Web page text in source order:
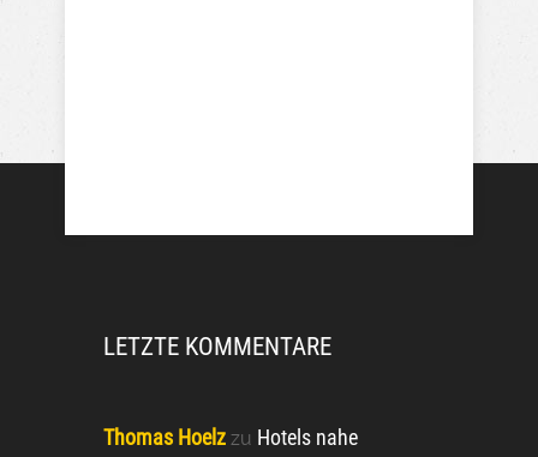
LETZTE KOMMENTARE
Thomas Hoelz zu Hotels nahe